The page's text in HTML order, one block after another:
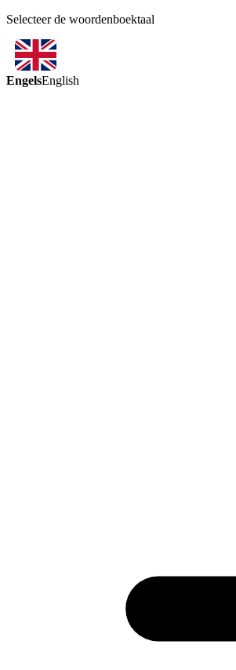
Selecteer de woordenboektaal
EngelsEnglish